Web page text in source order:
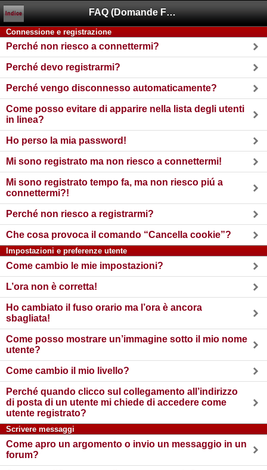
FAQ (Domande Frequenti)
Indice
Connessione e registrazione
Perché non riesco a connettermi?
Perché devo registrarmi?
Perché vengo disconnesso automaticamente?
Come posso evitare di apparire nella lista degli utenti
in linea?
Ho perso la mia password!
Mi sono registrato ma non riesco a connettermi!
Mi sono registrato tempo fa, ma non riesco piú a
connettermi?!
Perché non riesco a registrarmi?
Che cosa provoca il comando “Cancella cookie”?
Impostazioni e preferenze utente
Come cambio le mie impostazioni?
L’ora non è corretta!
Ho cambiato il fuso orario ma l’ora è ancora
sbagliata!
Come posso mostrare un’immagine sotto il mio nome
utente?
Come cambio il mio livello?
Perché quando clicco sul collegamento all’indirizzo
di posta di un utente mi chiede di accedere come
utente registrato?
Scrivere messaggi
Come apro un argomento o invio un messaggio in un
forum?